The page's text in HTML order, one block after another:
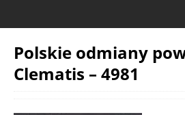
Polskie odmiany
Clematis – 4981